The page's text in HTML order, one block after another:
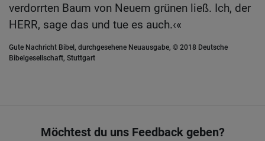
verdorrten Baum von Neuem grünen ließ. Ich, der
HERR, sage das und tue es auch.‹«
Gute Nachricht Bibel, durchgesehene Neuausgabe, © 2018 Deutsche
Bibelgesellschaft, Stuttgart
Möchtest du uns Feedback geben?